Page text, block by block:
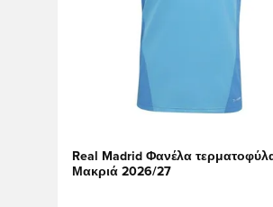
Real Madrid Φανέλα
Μακριά 2026/27